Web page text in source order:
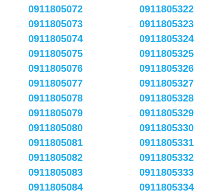
0911805072
0911805073
0911805074
0911805075
0911805076
0911805077
0911805078
0911805079
0911805080
0911805081
0911805082
0911805083
0911805084
0911805322
0911805323
0911805324
0911805325
0911805326
0911805327
0911805328
0911805329
0911805330
0911805331
0911805332
0911805333
0911805334